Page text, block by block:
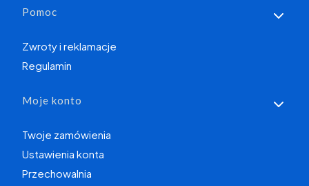
Linki w stopce
Pomoc
Zwroty i reklamacje
Regulamin
Moje konto
Twoje zamówienia
Ustawienia konta
Przechowalnia